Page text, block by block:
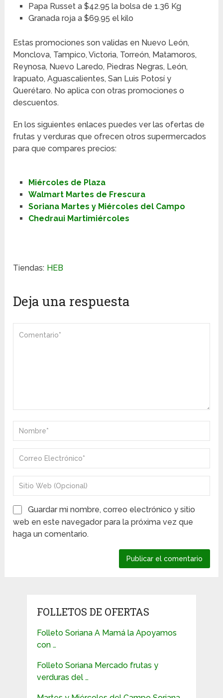
Papa Russet a $42.95 la bolsa de 1.36 Kg
Granada roja a $69.95 el kilo
Estas promociones son validas en Nuevo León,
Monclova, Tampico, Victoria, Torreón, Matamoros,
Reynosa, Nuevo Laredo, Piedras Negras, León,
Irapuato, Aguascalientes, San Luis Potosí y
Querétaro. No aplica con otras promociones o
descuentos.
En los siguientes enlaces puedes ver las ofertas de
frutas y verduras que ofrecen otros supermercados
para que compares precios:
Miércoles de Plaza
Walmart Martes de Frescura
Soriana Martes y Miércoles del Campo
Chedraui Martimiércoles
Tiendas: HEB
Deja una respuesta
Guardar mi nombre, correo electrónico y sitio
web en este navegador para la próxima vez que
haga un comentario.
FOLLETOS DE OFERTAS
Folleto Soriana A Mamá la Apoyamos
con …
Folleto Soriana Mercado frutas y
verduras del …